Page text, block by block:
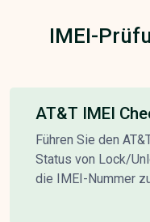
IMEI-
AT&T IMEI
Führen Sie den
Status von Lock/
die IMEI-Nummer